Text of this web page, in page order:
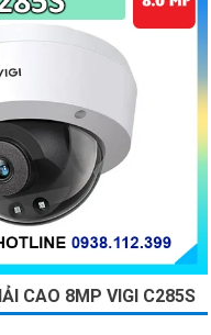
CAO 8MP VIGI C285S